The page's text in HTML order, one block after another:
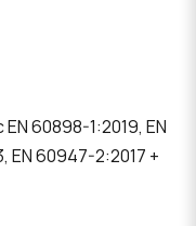
60898-1:2019, EN
EN 60947-2:2017 +